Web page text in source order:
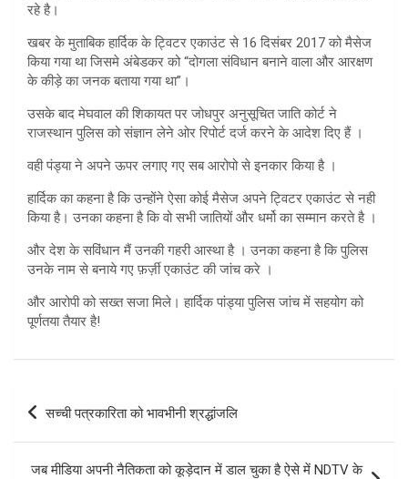
रहे है।
खबर के मुताबिक हार्दिक के ट्विटर एकाउंट से 16 दिसंबर 2017 को मैसेज
किया गया था जिसमे अंबेडकर को “दोगला संविधान बनाने वाला और आरक्षण
के कीड़े का जनक बताया गया था”।
उसके बाद मेघवाल की शिकायत पर जोधपुर अनुसूचित जाति कोर्ट ने
राजस्थान पुलिस को संज्ञान लेने ओर रिपोर्ट दर्ज करने के आदेश दिए हैं ।
वही पंड्या ने अपने ऊपर लगाए गए सब आरोपो से इनकार किया है ।
हार्दिक का कहना है कि उन्होंने ऐसा कोई मैसेज अपने ट्विटर एकाउंट से नही
किया है। उनका कहना है कि वो सभी जातियों और धर्मो का सम्मान करते है ।
और देश के सविंधान मैं उनकी गहरी आस्था है । उनका कहना है कि पुलिस
उनके नाम से बनाये गए फ़र्ज़ी एकाउंट की जांच करे ।
और आरोपी को सख्त सजा मिले। हार्दिक पांड्या पुलिस जांच में सहयोग को
पूर्णतया तैयार है!
Post
navigation
सच्ची पत्रकारिता को भावभीनी श्रद्धांजलि
जब मीडिया अपनी नैतिकता को कूड़ेदान में डाल चुका है ऐसे में NDTV के